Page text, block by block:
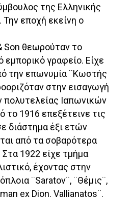
της Ελληνικής
εποχή εκείνη ο
Son θεωρούταν το
εμπορικό γραφείο. Είχε
την επωνυμία ¨Κωστής
στην εισαγωγή
πολυτελείας Ιαπωνικών
το 1916 επεξέτεινε τις
διάστημα έξι ετών
από τα σοβαρότερα
1922 είχε τμήμα
έχοντας στην
¨Saratov¨, ¨Θέμις¨,
ex Dion. Vallianatos¨.